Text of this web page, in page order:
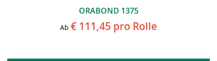
ORABOND 1375
Ab € 111,45 pro Rolle